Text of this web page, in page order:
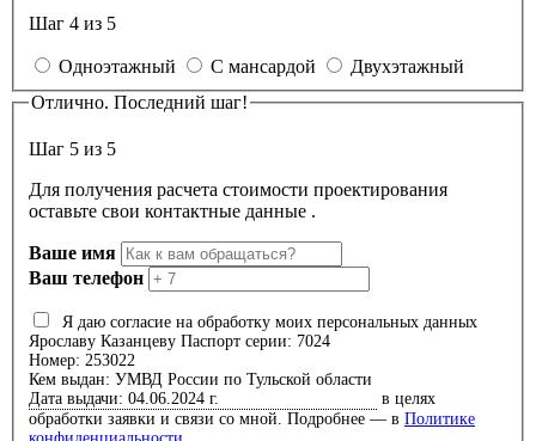
Шаг 4 из 5
Одноэтажный С мансардой
Двухэтажный
Отлично. Последний шаг!
Шаг 5 из 5
Для получения расчета стоимости проектирования
оставьте свои контактные данные .
Ваше имя
Ваш телефон
Я даю согласие на обработку моих персональных данных
Ярославу Казанцеву Паспорт серии: 7024
Номер: 253022
Кем выдан: УМВД России по Тульской области
Дата выдачи: 04.06.2024 г.
обработки заявки и связи со мной. Подробнее — в Политике